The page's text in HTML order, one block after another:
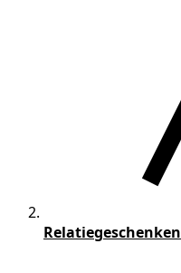
Relatiegeschenken